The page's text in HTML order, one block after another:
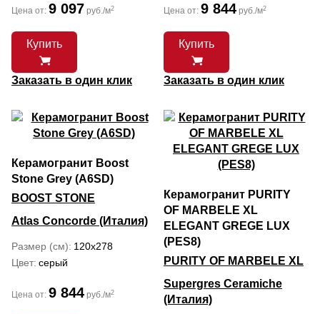
Цена от: 9 097 руб./м2
Купить
Заказать в один клик
Цена от: 9 844 руб./м2
Купить
Заказать в один клик
Керамогранит Boost
Stone Grey (A6SD)
BOOST STONE
Atlas Concorde (Италия)
Размер (см) 120x278
Цвет серый
Цена от: 9 844 руб./м2
Керамогранит PURITY
OF MARBELE XL
ELEGANT GREGE LUX
(PES8)
PURITY OF MARBELE XL
Supergres Ceramiche
(Италия)